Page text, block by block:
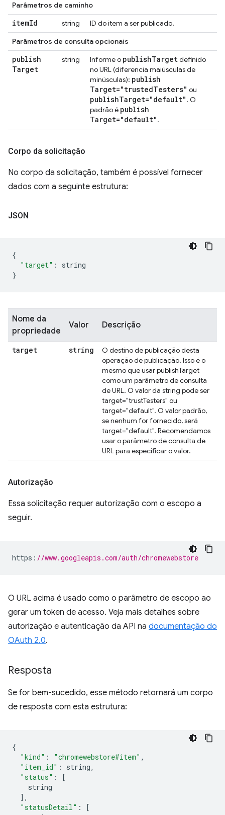
Parâmetros de caminho
itemId string
ID do item a ser publicado.
Parâmetros de consulta opcionais
publish
Target
string Informe o publishTargetdefinido
no URL (diferencia maiúsculas de
minúsculas): publish
Target="trustedTesters" ou
publishTarget="default". O
padrão é publish
Target="default".
Corpo da solicitação
No corpo da solicitação, também é possível fornecer
dados com a seguinte estrutura:
JSON
{
"target" :
string
}
Nome da
propriedade
Valor Descrição
target string
O destino de publicação desta
operação de publicação. Isso é o
mesmo que usar publishTarget
como um parâmetro de consulta
de URL. O valor da string pode ser
target="trustTesters" ou
target="default". O valor padrão,
se nenhum for fornecido, será
target="default". Recomendamos
usar o parâmetro de consulta de
URL para especificar o valor.
Autorização
Essa solicitação requer autorização com o escopo a
seguir.
https : //www.googleapis.com/auth/chromewebstore
O URL acima é usado como o parâmetro de escopo ao
gerar um token de acesso. Veja mais detalhes sobre
autorização e autenticação da API na documentação do
OAuth 2.0.
Resposta
Se for bem-sucedido, esse método retornará um corpo
de resposta com esta estrutura:
{
"kind" : "chromewebstore#item" ,
"item_id" : string,
"status" :
[
string
],
"statusDetail" :
[